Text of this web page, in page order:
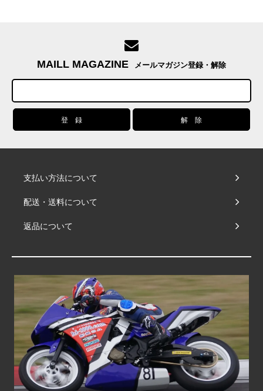
MAILL MAGAZINE メールマガジン登録・解除
支払い方法について
配送・送料について
返品について